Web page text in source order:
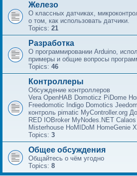
Железо
О классных датчиках,
​​о том, как использовать датчики.
Topics: 21
Разработка
О программировании Arduino,
примеры и общие вопросы
Topics: 46
Контроллеры
Обсуждение контроллеров
Vera OpenHAB Domoticz PiDome
Freedomotic Indigo Domotics
контроль pimatic MyController.org
RED IOBroker MyNodes.NET
Misterhouse HoMIDoM HomeGenie
Topics: 3
Общее обсуждения
Общайтесь о чём угодно
Topics: 8